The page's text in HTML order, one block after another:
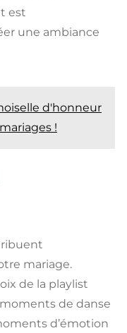
est
une ambiance
d'honneur
!
mariage.
de la playlist
de danse
d’émotion